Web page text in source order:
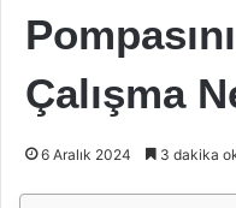
Çalışma
6 Aralık 2024 3 dakika